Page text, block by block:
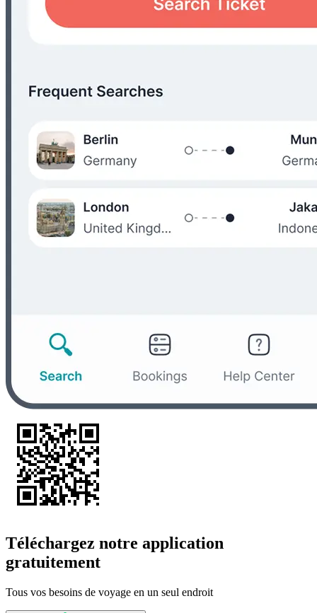
Téléchargez notre application
gratuitement
Tous vos besoins de voyage en un seul endroit